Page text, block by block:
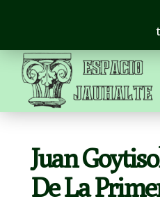
Juan
De La